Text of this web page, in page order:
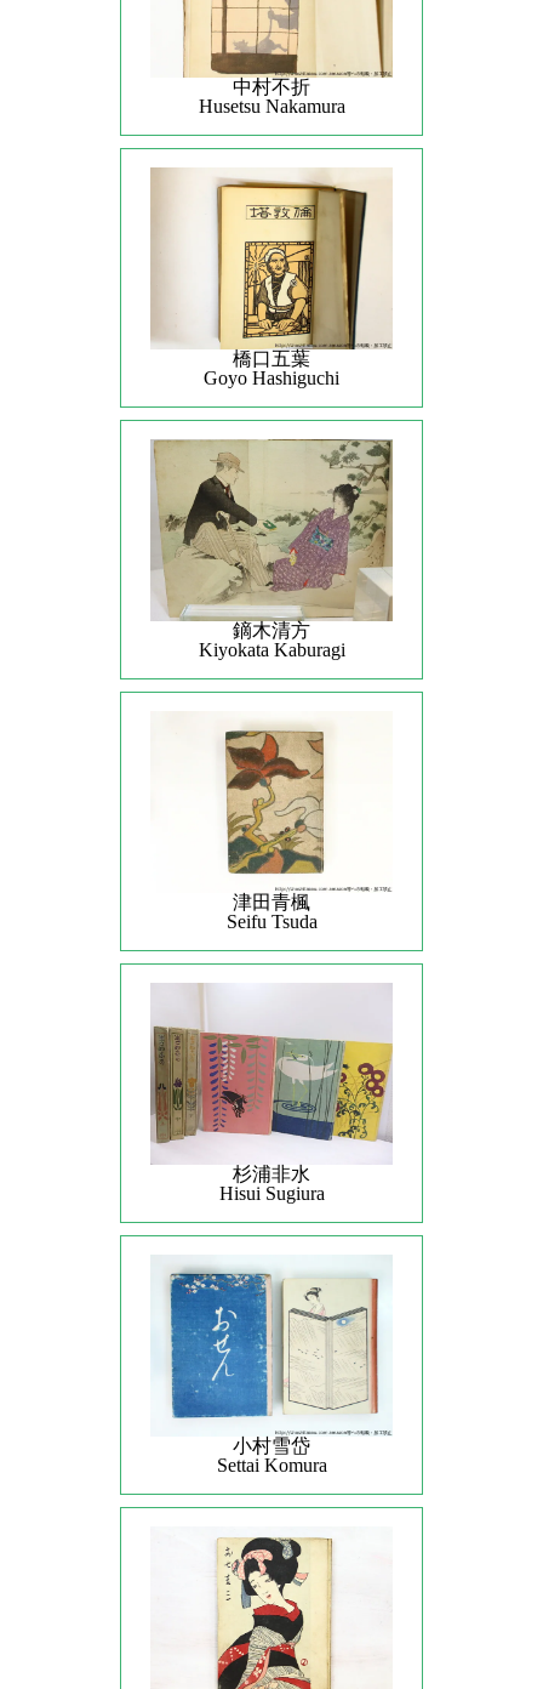
中村不折
Husetsu Nakamura
橋口五葉
Goyo Hashiguchi
鏑木清方
Kiyokata Kaburagi
津田青楓
Seifu Tsuda
杉浦非水
Hisui Sugiura
小村雪岱
Settai Komura